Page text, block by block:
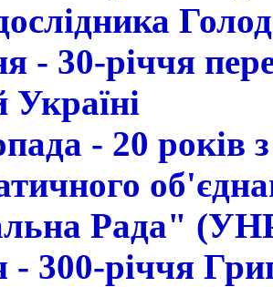
- 30-річчя
Україні
- 20 років
Рада"
- 300-річчя